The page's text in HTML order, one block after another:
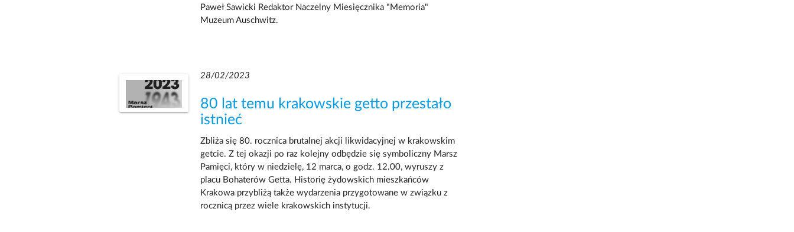
Paweł Sawicki Redaktor Naczelny Miesięcznika "Memoria"
Muzeum Auschwitz.
28/02/2023
80 lat temu krakowskie getto przestało
istnieć
Zbliża się 80. rocznica brutalnej akcji likwidacyjnej w krakowskim
getcie. Z tej okazji po raz kolejny odbędzie się symboliczny Marsz
Pamięci, który w niedzielę, 12 marca, o godz. 12.00, wyruszy z
placu Bohaterów Getta. Historię żydowskich mieszkańców
Krakowa przybliżą także wydarzenia przygotowane w związku z
rocznicą przez wiele krakowskich instytucji.